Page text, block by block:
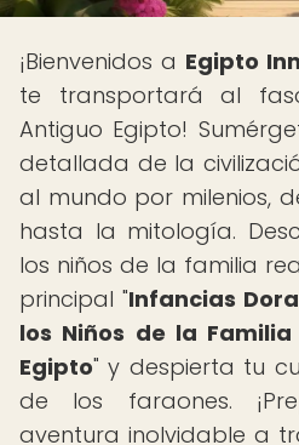
¡Bienvenidos a Egipto
te transportará al
Antiguo Egipto!
detallada de la
al mundo por milenios,
hasta la mitología.
los niños de la familia
principal "Infancias
los Niños de la
Egipto" y despierta tu
de los faraones.
aventura inolvidable a